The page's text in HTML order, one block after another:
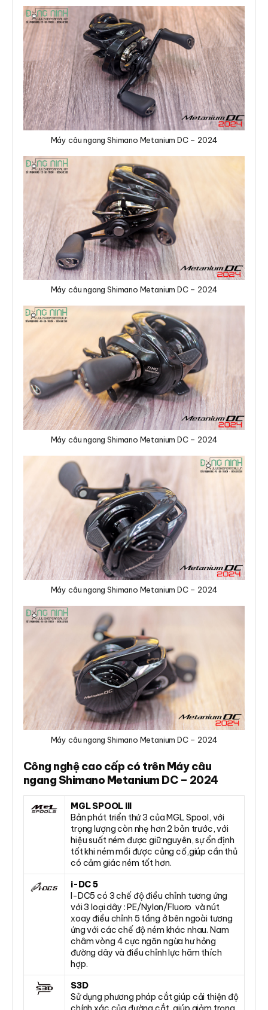
Máy câu ngang Shimano Metanium DC – 2024
Máy câu ngang Shimano Metanium DC – 2024
Máy câu ngang Shimano Metanium DC – 2024
Máy câu ngang Shimano Metanium DC – 2024
Máy câu ngang Shimano Metanium DC – 2024
Công nghệ cao cấp có trên Máy câu
ngang Shimano Metanium DC – 2024
MGL SPOOL III
Bản phát triển thứ 3 của MGL Spool, với
trọng lượng còn nhẹ hơn 2 bản trước, với
hiệu suất ném được giữ nguyên, sự ổn định
tốt khi ném mồi được củng cố,giúp cần thủ
có cảm giác ném tốt hơn.
i-DC 5
I-DC5 có 3 chế độ điều chỉnh tương ứng
với 3 loại dây : PE/Nylon/Fluoro và nút
xoay điều chỉnh 5 tầng ở bên ngoài tương
ứng với các chế độ ném khác nhau. Nam
châm vòng 4 cực ngăn ngừa hư hỏng
đường dây và điều chỉnh lực hãm thích
hợp.
S3D
Sử dụng phương pháp cắt giúp cải thiện độ